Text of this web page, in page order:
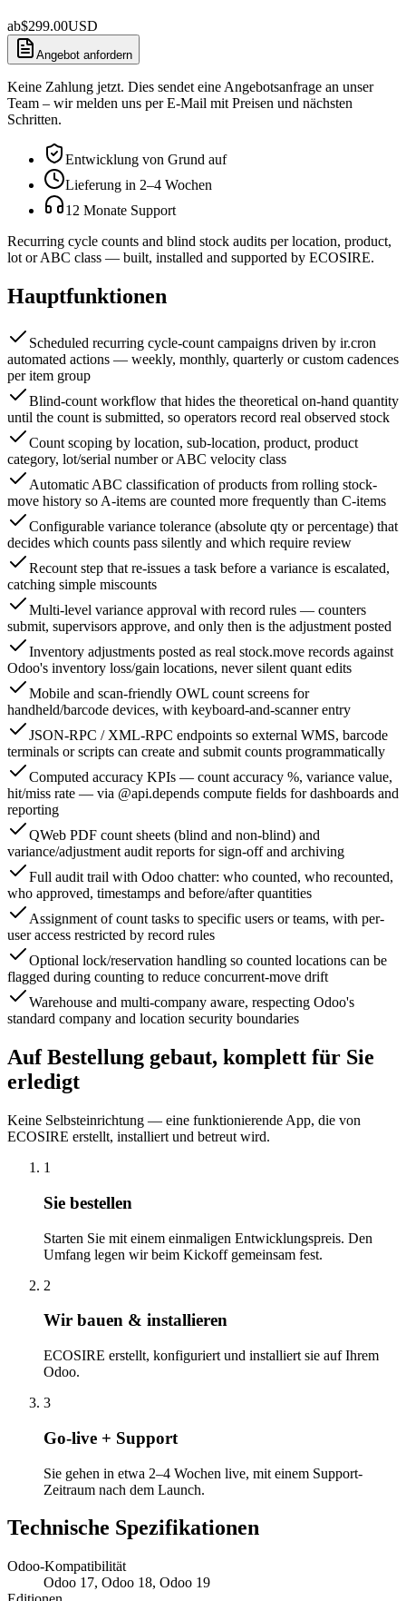
ab$299.00USD
Angebot anfordern
Keine Zahlung jetzt. Dies sendet eine Angebotsanfrage an unser
Team – wir melden uns per E-Mail mit Preisen und nächsten
Schritten.
Entwicklung von Grund auf
Lieferung in 2–4 Wochen
12 Monate Support
Recurring cycle counts and blind stock audits per location, product,
lot or ABC class — built, installed and supported by ECOSIRE.
Hauptfunktionen
Scheduled recurring cycle-count campaigns driven by ir.cron
automated actions — weekly, monthly, quarterly or custom cadences
per item group
Blind-count workflow that hides the theoretical on-hand quantity
until the count is submitted, so operators record real observed stock
Count scoping by location, sub-location, product, product
category, lot/serial number or ABC velocity class
Automatic ABC classification of products from rolling stock-
move history so A-items are counted more frequently than C-items
Configurable variance tolerance (absolute qty or percentage) that
decides which counts pass silently and which require review
Recount step that re-issues a task before a variance is escalated,
catching simple miscounts
Multi-level variance approval with record rules — counters
submit, supervisors approve, and only then is the adjustment posted
Inventory adjustments posted as real stock.move records against
Odoo's inventory loss/gain locations, never silent quant edits
Mobile and scan-friendly OWL count screens for
handheld/barcode devices, with keyboard-and-scanner entry
JSON-RPC / XML-RPC endpoints so external WMS, barcode
terminals or scripts can create and submit counts programmatically
Computed accuracy KPIs — count accuracy %, variance value,
hit/miss rate — via @api.depends compute fields for dashboards and
reporting
QWeb PDF count sheets (blind and non-blind) and
variance/adjustment audit reports for sign-off and archiving
Full audit trail with Odoo chatter: who counted, who recounted,
who approved, timestamps and before/after quantities
Assignment of count tasks to specific users or teams, with per-
user access restricted by record rules
Optional lock/reservation handling so counted locations can be
flagged during counting to reduce concurrent-move drift
Warehouse and multi-company aware, respecting Odoo's
standard company and location security boundaries
Auf Bestellung gebaut, komplett für Sie
erledigt
Keine Selbsteinrichtung — eine funktionierende App, die von
ECOSIRE erstellt, installiert und betreut wird.
1
Sie bestellen
Starten Sie mit einem einmaligen Entwicklungspreis. Den
Umfang legen wir beim Kickoff gemeinsam fest.
2
Wir bauen & installieren
ECOSIRE erstellt, konfiguriert und installiert sie auf Ihrem
Odoo.
3
Go-live + Support
Sie gehen in etwa 2–4 Wochen live, mit einem Support-
Zeitraum nach dem Launch.
Technische Spezifikationen
Odoo-Kompatibilität
Odoo 17, Odoo 18, Odoo 19